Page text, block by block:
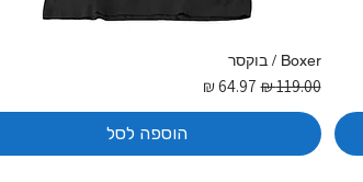
Boxer / בוקסר
מחיר רגיל‏119.00 ‏₪ מחיר מבצע
הוספה לסל